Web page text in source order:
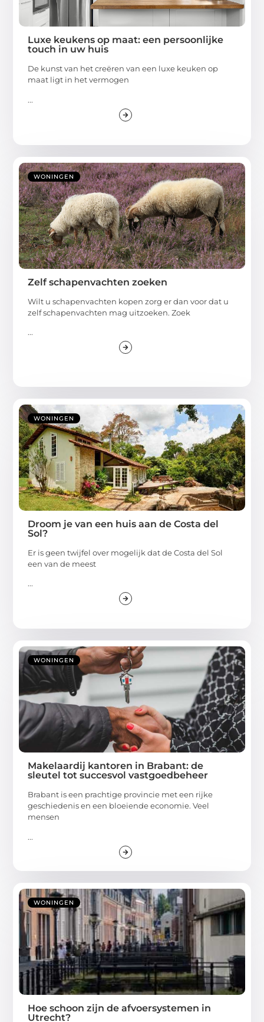
Luxe keukens op maat: een persoonlijke
touch in uw huis
De kunst van het creëren van een luxe keuken op
maat ligt in het vermogen
...
WONINGEN
Zelf schapenvachten zoeken
Wilt u schapenvachten kopen zorg er dan voor dat u
zelf schapenvachten mag uitzoeken. Zoek
...
WONINGEN
Droom je van een huis aan de Costa del
Sol?
Er is geen twijfel over mogelijk dat de Costa del Sol
een van de meest
...
WONINGEN
Makelaardij kantoren in Brabant: de
sleutel tot succesvol vastgoedbeheer
Brabant is een prachtige provincie met een rijke
geschiedenis en een bloeiende economie. Veel
mensen
...
WONINGEN
Hoe schoon zijn de afvoersystemen in
Utrecht?